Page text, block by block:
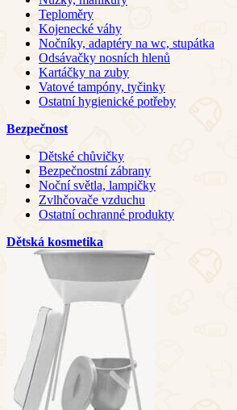
Teploměry
Kojenecké váhy
Nočníky, adaptéry na wc, stupátka
Odsávačky nosních hlenů
Kartáčky na zuby
Vatové tampóny, tyčinky
Ostatní hygienické potřeby
Bezpečnost
Dětské chůvičky
Bezpečnostní zábrany
Noční světla, lampičky
Zvlhčovače vzduchu
Ostatní ochranné produkty
Dětská kosmetika